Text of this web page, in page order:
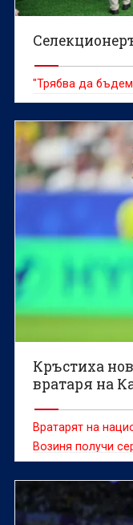
"Трябва да
Кръстиха
вратаря на
Вратарят на
Возиня получи